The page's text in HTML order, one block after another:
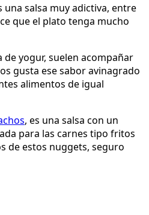
una salsa muy adictiva, entre
que el plato tenga mucho
de yogur, suelen acompañar
gusta ese sabor avinagrado
alimentos de igual
, es una salsa con un
para las carnes tipo fritos
de estos nuggets, seguro